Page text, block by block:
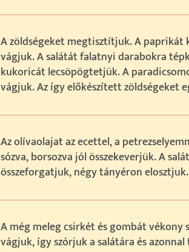
A zöldségeket megtisztítjuk. A paprikát
vágjuk. A salátát falatnyi darabokra
kukoricát lecsöpögtetjük. A
vágjuk. Az így előkészített zöldségeket
Az olívaolajat az ecettel, a
sózva, borsozva jól összekeverjük. A
összeforgatjuk, négy tányéron elosztjuk.
A még meleg csirkét és gombát vékony
vágjuk, így szórjuk a salátára és